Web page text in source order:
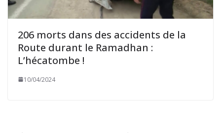
206 morts dans des accidents de la
Route durant le Ramadhan :
L’hécatombe !
10/04/2024